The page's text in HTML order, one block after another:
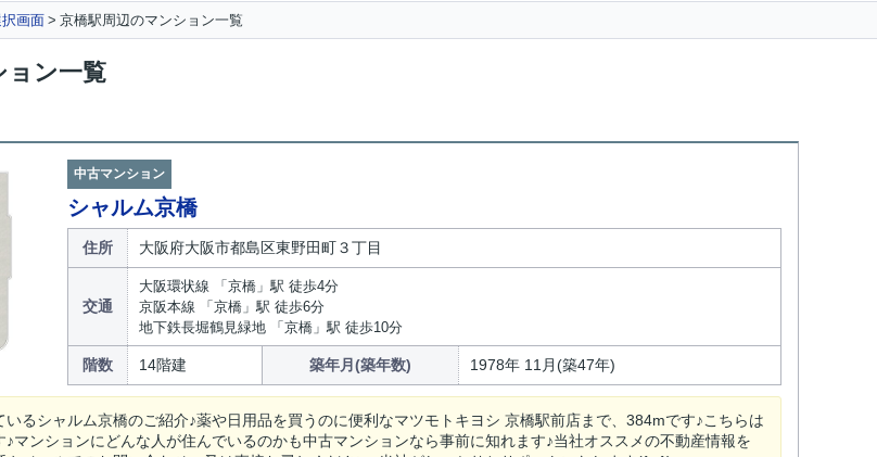
画面 京橋駅周辺のマンション一覧
ョン一覧
中古マンション
シャルム京橋
住所 大阪府大阪市都島区東野田町３丁目
交通
大阪環状線 「京橋」駅 徒歩4分
京阪本線 「京橋」駅 徒歩6分
地下鉄長堀鶴見緑地 「京橋」駅 徒歩10分
階数 14階建 築年月(築年数) 1978年 11月(築47年)
いるシャルム京橋のご紹介♪薬や日用品を買うのに便利なマツモトキヨシ 京橋駅前店まで、384mです♪こちらは
マンションにどんな人が住んでいるのかも中古マンションなら事前に知れます♪当社オススメの不動産情報を